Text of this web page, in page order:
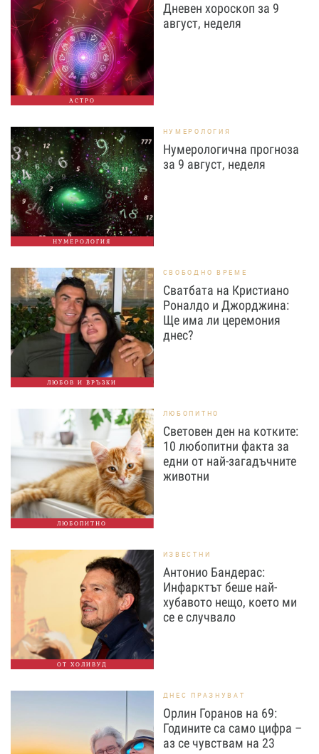
АСТРО
Дневен хороскоп за 9
август, неделя
НУМЕРОЛОГИЯ
НУМЕРОЛОГИЯ
Нумерологична прогноза
за 9 август, неделя
ЛЮБОВ И ВРЪЗКИ
СВОБОДНО ВРЕМЕ
Сватбата на Кристиано
Роналдо и Джорджина:
Ще има ли церемония
днес?
ЛЮБОПИТНО
ЛЮБОПИТНО
Световен ден на котките:
10 любопитни факта за
едни от най-загадъчните
животни
ОТ ХОЛИВУД
ИЗВЕСТНИ
Антонио Бандерас:
Инфарктът беше най-
хубавото нещо, което ми
се е случвало
ДНЕС ПРАЗНУВАТ
Орлин Горанов на 69:
Годините са само цифра –
аз се чувствам на 23